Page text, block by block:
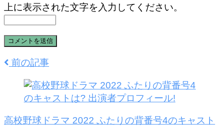
上に表示された文字を入力してください。
前の記事
高校野球ドラマ 2022 ふたりの背番号4のキャスト